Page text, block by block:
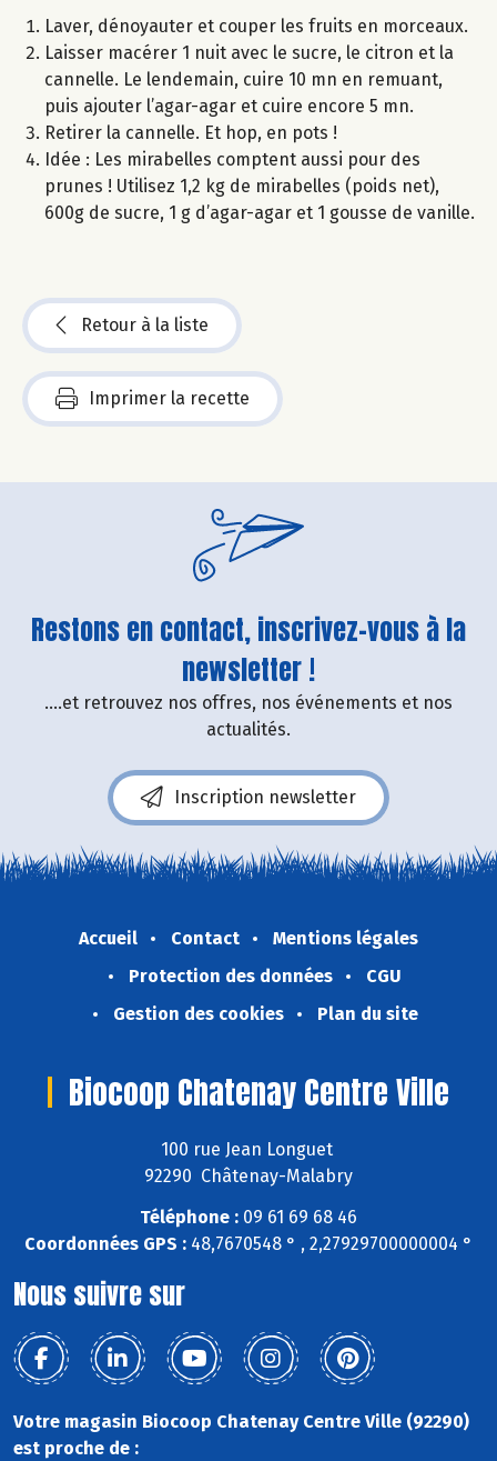
Laver, dénoyauter et couper les fruits en morceaux.
Laisser macérer 1 nuit avec le sucre, le citron et la
cannelle. Le lendemain, cuire 10 mn en remuant,
puis ajouter l’agar-agar et cuire encore 5 mn.
Retirer la cannelle. Et hop, en pots !
Idée : Les mirabelles comptent aussi pour des
prunes ! Utilisez 1,2 kg de mirabelles (poids net),
600g de sucre, 1 g d’agar-agar et 1 gousse de vanille.
Retour à la liste
Imprimer la recette
Restons en contact, inscrivez-vous à la
newsletter !
....et retrouvez nos offres, nos événements et nos
actualités.
Inscription newsletter
Accueil Contact
Mentions légales
Protection des données
CGU
Gestion des cookies
Plan du site
Biocoop Chatenay Centre Ville
100 rue Jean Longuet
92290 Châtenay-Malabry
Téléphone : 09 61 69 68 46
Coordonnées GPS : 48,7670548 ° , 2,27929700000004 °
Nous suivre sur
Votre magasin Biocoop Chatenay Centre Ville (92290)
est proche de :